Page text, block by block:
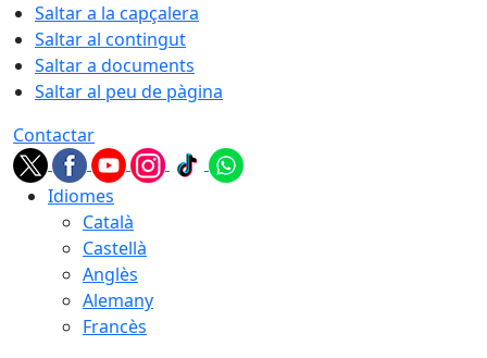
Saltar a la capçalera
Saltar al contingut
Saltar a documents
Saltar al peu de pàgina
Contactar
Idiomes
Català
Castellà
Anglès
Alemany
Francès